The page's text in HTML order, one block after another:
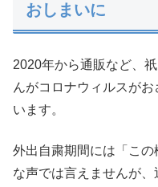
おしまいに
2020年から通販など、
んがコロナウィルスが
います。
外出自粛期間には「こ
な声では言えませんが